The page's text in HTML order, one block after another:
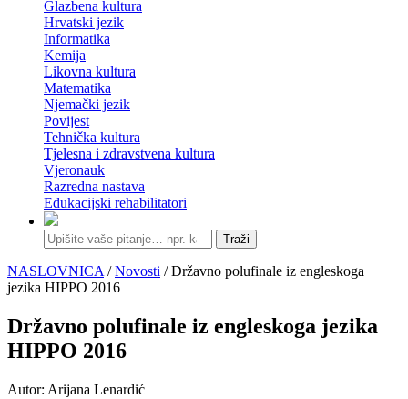
Glazbena kultura
Hrvatski jezik
Informatika
Kemija
Likovna kultura
Matematika
Njemački jezik
Povijest
Tehnička kultura
Tjelesna i zdravstvena kultura
Vjeronauk
Razredna nastava
Edukacijski rehabilitatori
Traži
NASLOVNICA /Novosti / Državno polufinale iz engleskoga
jezika HIPPO 2016
Državno polufinale iz engleskoga jezika
HIPPO 2016
Autor: Arijana Lenardić